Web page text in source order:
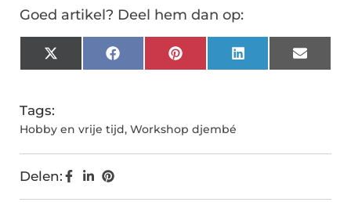
Goed artikel? Deel hem dan op:
X
(Twitter)
FacebookPinterestLinkedInEmail
Tags:
Hobby en vrije tijd, Workshop djembé
Delen: